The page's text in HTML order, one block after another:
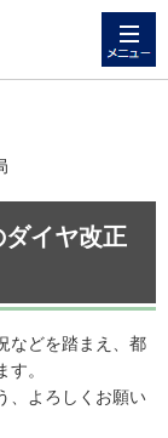
イヤ改正
などを踏まえ、都
。
、よろしくお願い